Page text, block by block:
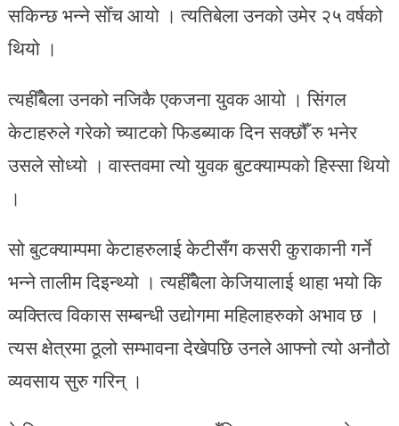
सकिन्छ भन्ने सोँच आयो । त्यतिबेला उनको उमेर २५ वर्षको
थियो ।
त्यहीँबेला उनको नजिकै एकजना युवक आयो । सिंगल
केटाहरुले गरेको च्याटको फिडब्याक दिन सक्छौँ रु भनेर
उसले सोध्यो । वास्तवमा त्यो युवक बुटक्याम्पको हिस्सा थियो
।
सो बुटक्याम्पमा केटाहरुलाई केटीसँग कसरी कुराकानी गर्ने
भन्ने तालीम दिइन्थ्यो । त्यहीँबेला केजियालाई थाहा भयो कि
व्यक्तित्व विकास सम्बन्धी उद्योगमा महिलाहरुको अभाव छ ।
त्यस क्षेत्रमा ठूलो सम्भावना देखेपछि उनले आफ्नो त्यो अनौठो
व्यवसाय सुरु गरिन् ।